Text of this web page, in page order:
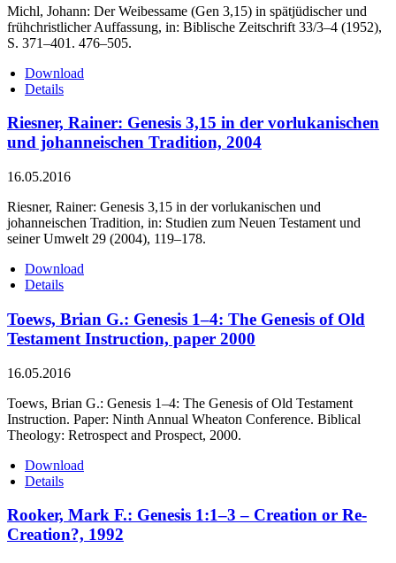
Michl, Johann: Der Weibessame (Gen 3,15) in spätjüdischer und
frühchristlicher Auffassung, in: Biblische Zeitschrift 33/3–4 (1952),
S. 371–401. 476–505.
Download
Details
Riesner, Rainer: Genesis 3,15 in der vorlukanischen
und johanneischen Tradition, 2004
16.05.2016
Riesner, Rainer: Genesis 3,15 in der vorlukanischen und
johanneischen Tradition, in: Studien zum Neuen Testament und
seiner Umwelt 29 (2004), 119–178.
Download
Details
Toews, Brian G.: Genesis 1–4: The Genesis of Old
Testament Instruction, paper 2000
16.05.2016
Toews, Brian G.: Genesis 1–4: The Genesis of Old Testament
Instruction. Paper: Ninth Annual Wheaton Conference. Biblical
Theology: Retrospect and Prospect, 2000.
Download
Details
Rooker, Mark F.: Genesis 1:1–3 – Creation or Re-
Creation?, 1992